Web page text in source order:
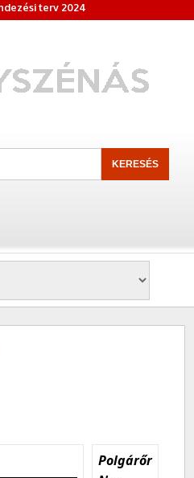
terv 2024
Polgárőr